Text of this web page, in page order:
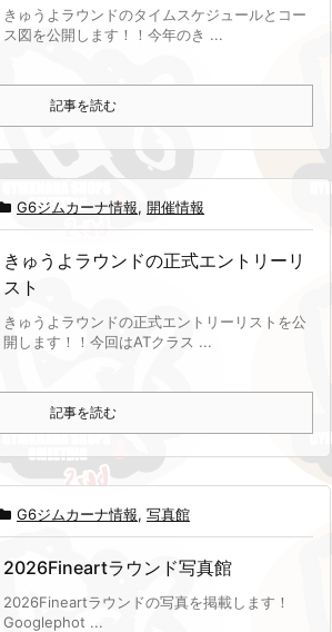
きゅうよラウンドのタイムスケジュールとコー
ス図を公開します！！ 今年のき ...
記事を読む
G6ジムカーナ情報, 開催情報
きゅうよラウンドの正式エントリーリ
スト
きゅうよラウンドの正式エントリーリストを公
開します！！ 今回はATクラス ...
記事を読む
G6ジムカーナ情報, 写真館
2026Fineartラウンド写真館
2026Fineartラウンドの写真を掲載します！
Googlephot ...